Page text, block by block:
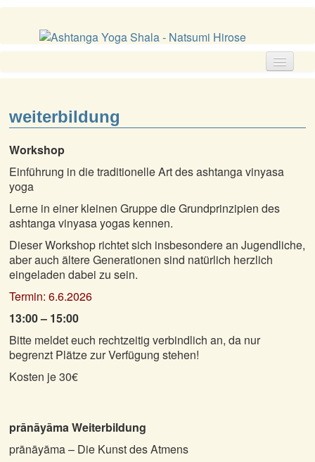
ashtanga yoga
ausbildung
cranio sacral
kontakt
weiterbildung
Workshop
Einführung in die traditionelle Art des ashtanga vinyasa
yoga
Lerne in einer kleinen Gruppe die Grundprinzipien des
ashtanga vinyasa yogas kennen.
Dieser Workshop richtet sich insbesondere an Jugendliche,
aber auch ältere Generationen sind natürlich herzlich
eingeladen dabei zu sein.
Termin: 6.6.2026
13:00 – 15:00
Bitte meldet euch rechtzeitig verbindlich an, da nur
begrenzt Plätze zur Verfügung stehen!
Kosten je 30€
prānāyāma Weiterbildung
prānāyāma – Die Kunst des Atmens